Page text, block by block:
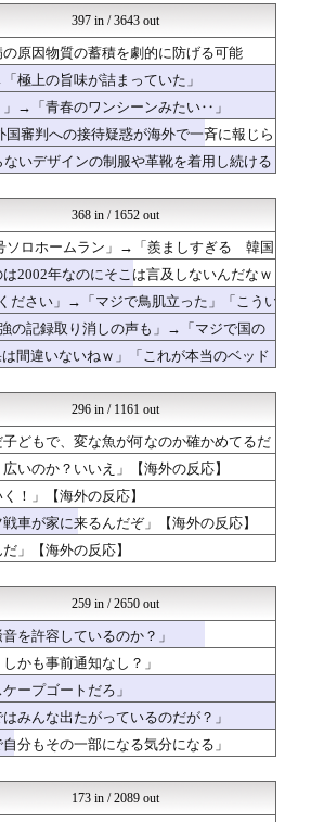
韓国ニュース反応まとめ
ニチカン！
海外さんいらっしゃい 海外...
世界はグーチョキパー
ポーランドボール 翻訳
韓国ニュース反応まとめ
海外の小反応
世界の憂鬱 海外・韓国の反...
海外の反応スポーツ
海外の反応 ディミヌート
ハウメニージャパン！
海外トークログ
海外さんいらっしゃい 海外...
日本と韓国は敵か？味方か？...
ガラパゴスジャパン - 海...
Ask Reddit まと...
ニチカン！
世界はグーチョキパー
かんにゅー -韓国の反応-
ボールパーク速報 海外の反...
QQQ(海外の反応)
ハウメニージャパン！
じゃぽにか反応帳
ニチカン！
海外のお前ら 海外の反応
Red4 海外の反応まとめ
ニチカン！
まるっと翻訳
世界の憂鬱 海外・韓国の反...
世界はグーチョキパー
ボールパーク速報 海外の反...
海外トークログ
HANO-K
海外の反応 お隣速報
ポーランドボール 翻訳
397 in / 3643 out
原因物質の蓄積を劇的に防げる可能
極上の旨味が詰まっていた」
→「青春のワンシーンみたい‥」
審判への接待疑惑が海外で一斉に報じら
いデザインの制服や革靴を着用し続ける
368 in / 1652 out
ソロホームラン」→「羨ましすぎる 韓国
2002年なのにそこは言及しないんだなｗ
ださい」→「マジで鳥肌立った」「こうい
も同じように行動したはずだ」【熊本地
の記録取り消しの声も」→「マジで国の
で蹴り飛ばすね」
間違いないねｗ」「これが本当のベッド
296 in / 1161 out
どもで、変な魚が何なのか確かめてるだ
いのか？いいえ」【海外の反応】
！」【海外の反応】
車が家に来るんだぞ」【海外の反応】
」【海外の反応】
259 in / 2650 out
を許容しているのか？」
かも事前通知なし？」
ープゴートだろ」
みんな出たがっているのだが？」
分もその一部になる気分になる」
173 in / 2089 out